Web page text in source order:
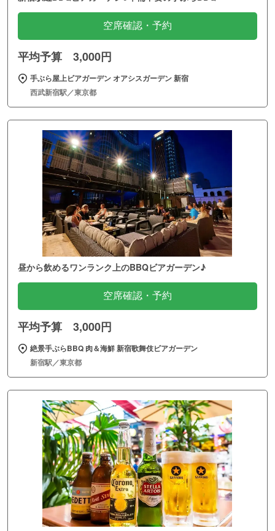
空席確認・予約
平均予算 3,000円
手ぶら屋上ビアガーデン オアシスガーデン 新宿
西武新宿駅／東京都
昼から飲めるワンランク上のBBQビアガーデン♪
空席確認・予約
平均予算 3,000円
絶景手ぶらBBQ 肉＆海鮮 新宿歌舞伎ビアガーデン
新宿駅／東京都